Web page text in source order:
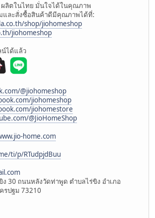
ผลิตในไทย มั่นใจได้ในคุณภาพ
และสั่งซื้อสินค้าดีมีคุณภาพได้ที่:
shop/jiohomeshop
jiohomeshop
น์ได้แล้ว
@jiohomeshop
jiohomeshop
jiohomestore
@JioHomeShop
home.com
ti/p/RTudpjdBuu
ง 30 ถนนหลังวัดท่าพูด ตำบลไร่ขิง อำเภอ
รปฐม 73210